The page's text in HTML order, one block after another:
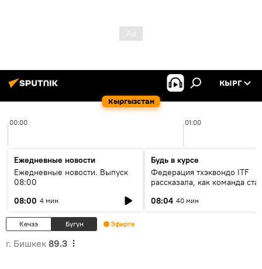
Кыргызстан
КЫРГ
00:00 01:00
Ежедневные новости
Ежедневные новости. Выпуск
08:00
08:00 4 мин
Будь в курсе
Федерация тхэквондо ITF
рассказала, как команда
08:04 40 мин
Кечээ Бүгүн Эфирге
г. Бишкек 89.3